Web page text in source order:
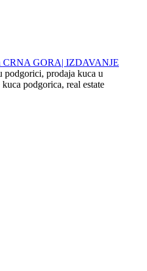
CRNA GORA| IZDAVANJE
podgorici, prodaja kuca u
podgorica, real estate